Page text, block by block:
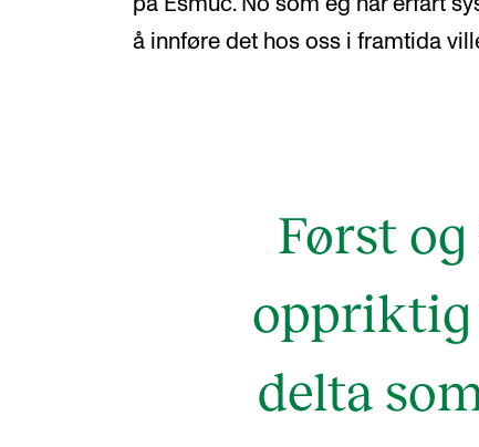
å innføre det hos oss i framtida
Først
oppriktig
delta